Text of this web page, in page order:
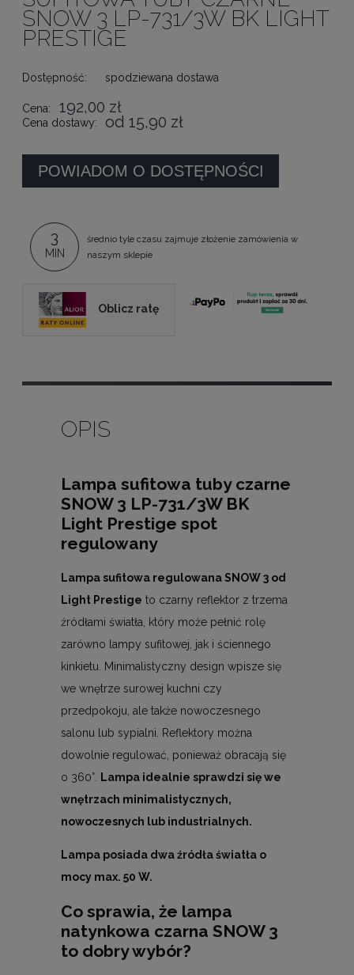
SNOW 3 LP-731/3W BK LIGHT
PRESTIGE
Dostępność: spodziewana dostawa
Cena: 192,00 zł
Cena dostawy: od 15,90 zł
POWIADOM O DOSTĘPNOŚCI
3
MIN
średnio tyle czasu zajmuje złożenie zamówienia w
naszym sklepie
Oblicz ratę
OPIS
Lampa sufitowa tuby czarne
SNOW 3 LP-731/3W BK
Light Prestige spot
regulowany
Lampa sufitowa regulowana SNOW 3 od
Light Prestige to czarny reflektor z trzema
źródłami światła, który może pełnić rolę
zarówno lampy sufitowej, jak i ściennego
kinkietu. Minimalistyczny design wpisze się
we wnętrze surowej kuchni czy
przedpokoju, ale także nowoczesnego
salonu lub sypialni. Reflektory można
dowolnie regulować, ponieważ obracają się
o 360°.
Lampa idealnie sprawdzi się we
wnętrzach minimalistycznych,
nowoczesnych lub industrialnych.
Lampa posiada dwa źródła światła o
mocy max. 50 W.
Co sprawia, że lampa
natynkowa czarna SNOW 3
to dobry wybór?